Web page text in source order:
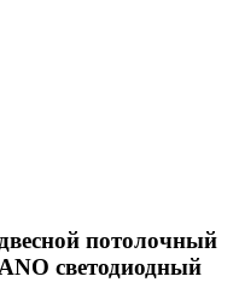
потолочный
светодиодный